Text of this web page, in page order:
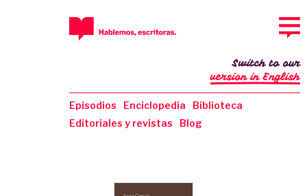
Episodios Enciclopedia
Biblioteca
Editoriales y revistas
Blog
Switch to our
version in English